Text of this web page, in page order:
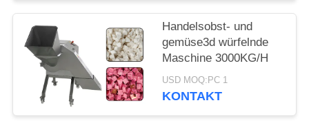
Handelsobst- und
gemüse3d würfelnde
Maschine 3000KG/H
USD MOQ:PC 1
KONTAKT